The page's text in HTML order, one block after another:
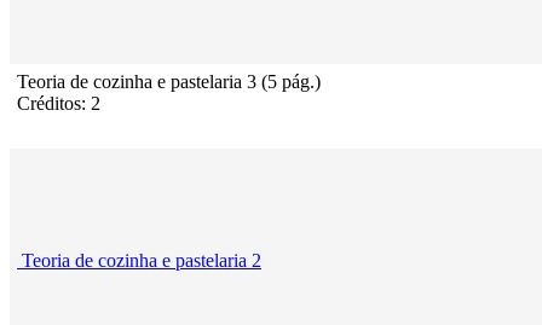
Teoria de cozinha e pastelaria 3 (5 pág.)
Créditos: 2
Teoria de cozinha e pastelaria 2